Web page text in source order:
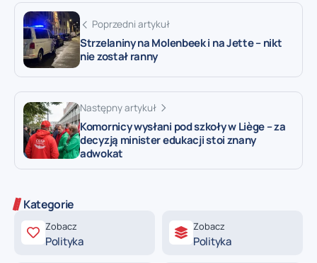
Poprzedni artykuł
Strzelaniny na Molenbeek i na Jette – nikt
nie został ranny
Następny artykuł
Komornicy wysłani pod szkoły w Liège – za
decyzją minister edukacji stoi znany
adwokat
Kategorie
Zobacz
Polityka
Zobacz
Polityka